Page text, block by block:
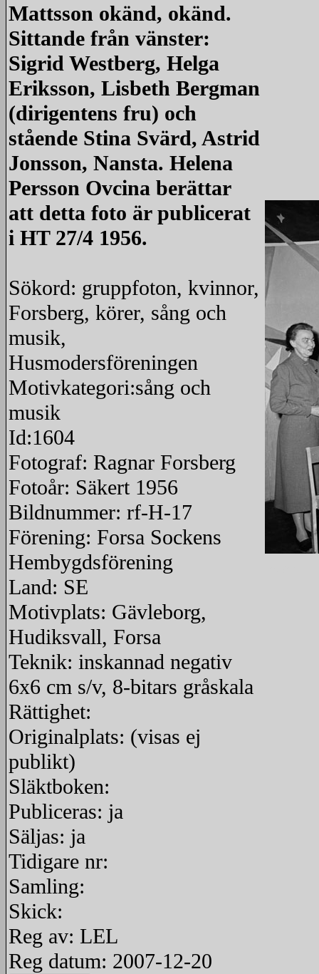
Mattsson okänd, okänd.
Sittande från vänster:
Sigrid Westberg, Helga
Eriksson, Lisbeth Bergman
(dirigentens fru) och
stående Stina Svärd, Astrid
Jonsson, Nansta. Helena
Persson Ovcina berättar
att detta foto är publicerat
i HT 27/4 1956.
Sökord: gruppfoton, kvinnor,
Forsberg, körer, sång och
musik,
Husmodersföreningen
Motivkategori:sång och
musik
Id:1604
Fotograf: Ragnar Forsberg
Fotoår: Säkert 1956
Bildnummer: rf-H-17
Förening: Forsa Sockens
Hembygdsförening
Land: SE
Motivplats: Gävleborg,
Hudiksvall, Forsa
Teknik: inskannad negativ
6x6 cm s/v, 8-bitars gråskala
Rättighet:
Originalplats: (visas ej
publikt)
Släktboken:
Publiceras: ja
Säljas: ja
Tidigare nr:
Samling:
Skick:
Reg av: LEL
Reg datum: 2007-12-20